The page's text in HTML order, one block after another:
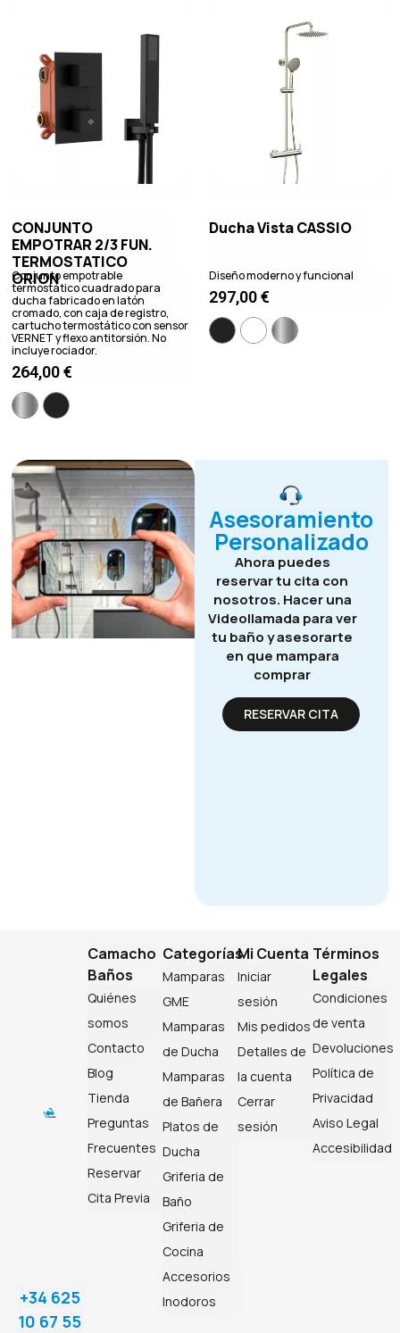
CONJUNTO
EMPOTRAR 2/3 FUN.
TERMOSTATICO
ORION
Conjunto empotrable
termostático cuadrado para
ducha fabricado en latón
cromado, con caja de registro,
cartucho termostático con sensor
VERNET y flexo antitorsión. No
incluye rociador.
264,00€
Ducha Vista CASSIO
Diseño moderno y funcional
297,00€
Asesoramiento
Personalizado
Ahora puedes
reservar tu cita con
nosotros. Hacer una
Videollamada para ver
tu baño y asesorarte
en que mampara
comprar
RESERVAR CITA
+34 625
10 67 55
Camacho
Baños
Quiénes
somos
Contacto
Blog
Tienda
Preguntas
Frecuentes
Reservar
Cita Previa
Categorías
Mamparas
GME
Mamparas
de Ducha
Mamparas
de Bañera
Platos de
Ducha
Griferia de
Baño
Griferia de
Cocina
Accesorios
Inodoros
Mi Cuenta
Iniciar
sesión
Mis pedidos
Detalles de
la cuenta
Cerrar
sesión
Términos
Legales
Condiciones
de venta
Devoluciones
Política de
Privacidad
Aviso Legal
Accesibilidad